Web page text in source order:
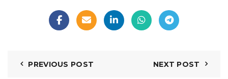
PREVIOUS POST NEXT POST